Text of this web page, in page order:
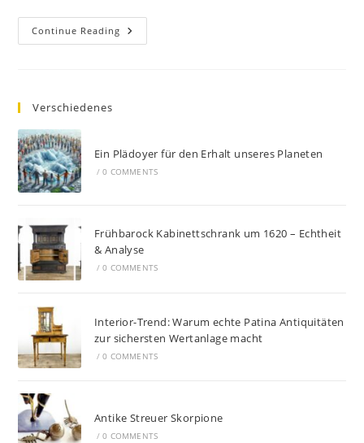
Continue Reading
Verschiedenes
Ein Plädoyer für den Erhalt unseres Planeten
/ 0 COMMENTS
Frühbarock Kabinettschrank um 1620 – Echtheit
& Analyse
/ 0 COMMENTS
Interior-Trend: Warum echte Patina Antiquitäten
zur sichersten Wertanlage macht
/ 0 COMMENTS
Antike Streuer Skorpione
/ 0 COMMENTS